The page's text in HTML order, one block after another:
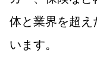
体と業界を超
います。